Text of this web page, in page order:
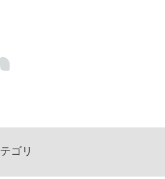
ゴリ